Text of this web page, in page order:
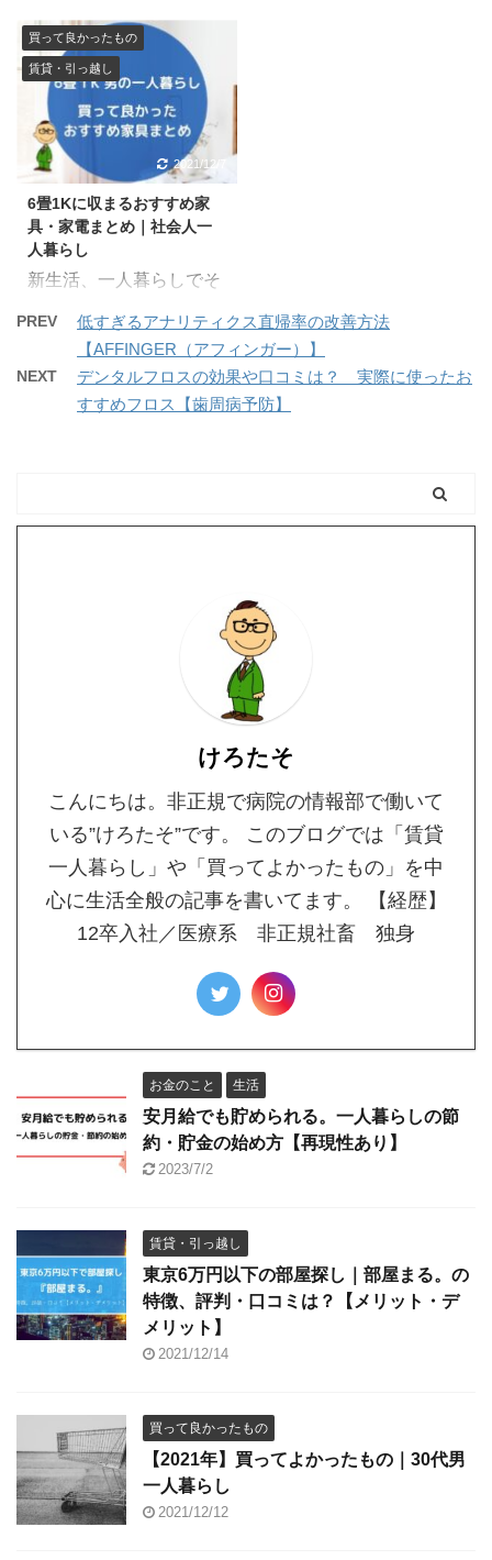
あることだけど、パソコ
ン周りの配線をできるだ
けすっきりさせたい。 そ
のためにはワイヤレスで
ノートPCと接続させよ
うと思う。 あとテンキ
ー ...
なり若者とおっさんの境
目に突入した。20代のよ
うにはもういかない。 こ
りの原因はおそらくデス
クワークの影響が大き
い。本業は事務員なので
ブログ作業を合わせる
と、机に座ってパソコン
をする時間は1日軽く１
ゃ、肩も凝るわけだ。
なので、家のPC周りの
作業環境を変えていこう
と思う。 まずは
Majextand PCスタンドを
めのマグカップが欲しく
て購入しましたが、使っ
ていくうちに思ったより
よかったので、家用も購
買って良かったもの
賃貸・引っ越し
2021/12/7
6畳1Kに収まるおすすめ家
具・家電まとめ｜社会人一
人暮らし
新生活、一人暮らしでそ
具・配置について紹介し
ていきたい。 一人暮ら
し、特に新生活をスター
トしたばかりの頃は、張
くる。逆に減らしすぎて
元も子もない。 なので6
った家具を紹介してい ...
PREV
低すぎるアナリティクス直帰率の改善方法
【AFFINGER（アフィンガー）】
NEXT
デンタルフロスの効果や口コミは？ 実際に使ったお
すすめフロス【歯周病予防】
けろたそ
こんにちは。非正規で病院の情報部で働いて
いる”けろたそ”です。 このブログでは「賃貸
一人暮らし」や「買ってよかったもの」を中
心に生活全般の記事を書いてます。 【経歴】
12卒入社／医療系 非正規社畜 独身
お金のこと 生活
安月給でも貯められる。一人暮らしの節
約・貯金の始め方【再現性あり】
2023/7/2
賃貸・引っ越し
東京6万円以下の部屋探し｜部屋まる。の
特徴、評判・口コミは？【メリット・デ
メリット】
2021/12/14
買って良かったもの
【2021年】買ってよかったもの｜30代男
一人暮らし
2021/12/12